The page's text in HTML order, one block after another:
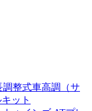
調整式車高調（サ
ット